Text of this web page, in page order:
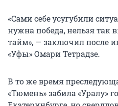
«Сами себе усугубили
нужна победа, нельзя так
тайм», — заключил после
«Уфы» Омари Тетрадзе.
В то же время
«Тюмень» забила «Уралу»